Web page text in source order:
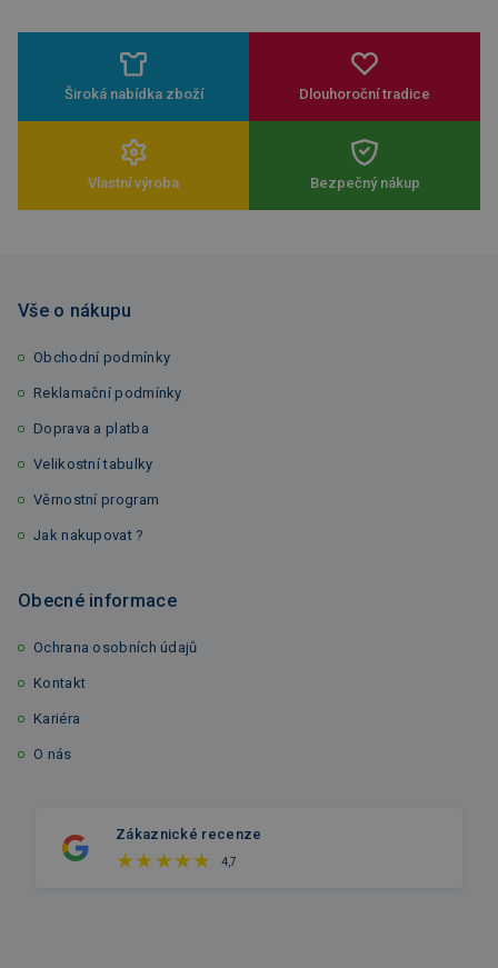
Široká nabídka zboží Dlouhoroční tradice
Vlastní výroba Bezpečný nákup
Vše o nákupu
Obchodní podmínky
Reklamační podmínky
Doprava a platba
Velikostní tabulky
Věrnostní program
Jak nakupovat ?
Obecné informace
Ochrana osobních údajů
Kontakt
Kariéra
O nás
Zákaznické recenze
4,7